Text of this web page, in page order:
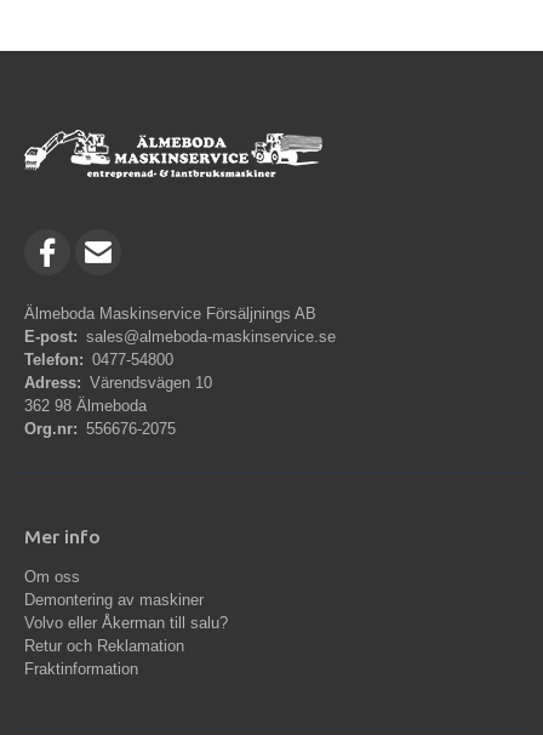
Älmeboda Maskinservice Försäljnings AB
E-post: sales@almeboda-maskinservice.se
Telefon: 0477-54800
Adress: Värendsvägen 10
362 98 Älmeboda
Org.nr: 556676-2075
Mer info
Om oss
Demontering av maskiner
Volvo eller Åkerman till salu?
Retur och Reklamation
Fraktinformation